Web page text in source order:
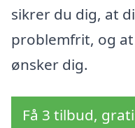
sikrer du dig, at
problemfrit, og
ønsker dig.
Få 3 tilbud,